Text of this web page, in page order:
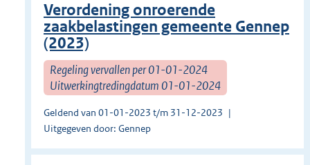
Verordening onroerende
zaakbelastingen gemeente Gennep
(2023)
Regeling vervallen per 01-01-2024
Uitwerkingtredingdatum 01-01-2024
Geldend van 01-01-2023 t/m 31-12-2023
Uitgegeven door: Gennep